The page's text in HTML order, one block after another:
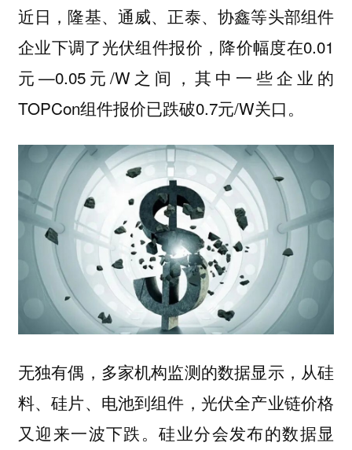
近日，隆基、通威、正泰、协鑫等头部组件
企业下调了光伏组件报价，降价幅度在0.01
元—0.05元/W之间，其中一些企业的
TOPCon组件报价已跌破0.7元/W关口。
无独有偶，多家机构监测的数据显示，从硅
料、硅片、电池到组件，光伏全产业链价格
又迎来一波下跌。硅业分会发布的数据显